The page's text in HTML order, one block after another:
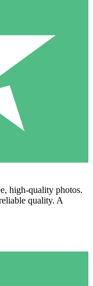
high‑quality photos.
quality. A